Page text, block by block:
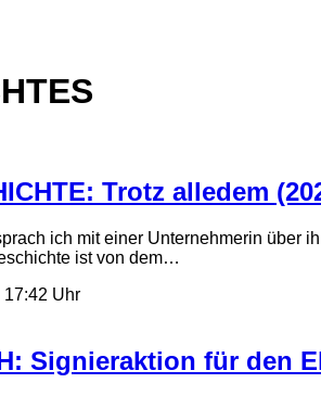
Trotz alledem
ich mit einer Unternehmerin über
ist von dem…
17:42 Uhr
Signieraktion für den